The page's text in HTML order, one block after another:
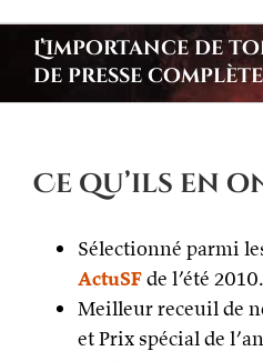
L’Importance de
de presse complète
Ce qu’ils en
Sélectionné parmi
ActuSFde l’été 2010.
Meilleur receuil de
et Prix spécial de